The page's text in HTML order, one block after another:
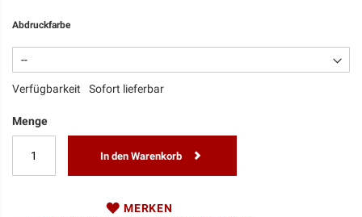
Abdruckfarbe
Verfügbarkeit Sofort lieferbar
Menge
In den Warenkorb
MERKEN